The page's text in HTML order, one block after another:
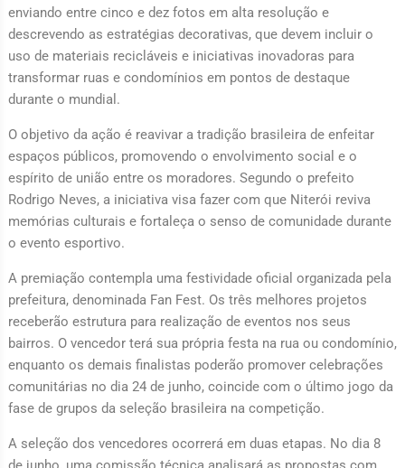
enviando entre cinco e dez fotos em alta resolução e
descrevendo as estratégias decorativas, que devem incluir o
uso de materiais recicláveis e iniciativas inovadoras para
transformar ruas e condomínios em pontos de destaque
durante o mundial.
O objetivo da ação é reavivar a tradição brasileira de enfeitar
espaços públicos, promovendo o envolvimento social e o
espírito de união entre os moradores. Segundo o prefeito
Rodrigo Neves, a iniciativa visa fazer com que Niterói reviva
memórias culturais e fortaleça o senso de comunidade durante
o evento esportivo.
A premiação contempla uma festividade oficial organizada pela
prefeitura, denominada Fan Fest. Os três melhores projetos
receberão estrutura para realização de eventos nos seus
bairros. O vencedor terá sua própria festa na rua ou condomínio,
enquanto os demais finalistas poderão promover celebrações
comunitárias no dia 24 de junho, coincide com o último jogo da
fase de grupos da seleção brasileira na competição.
A seleção dos vencedores ocorrerá em duas etapas. No dia 8